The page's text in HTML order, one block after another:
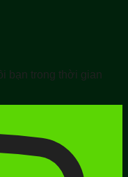
bạn trong thời gian